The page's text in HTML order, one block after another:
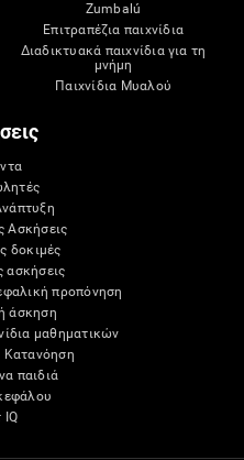
Zumbalú
Επιτραπέζια παιχνίδια
Διαδικτυακά παιχνίδια για τη
μνήμη
Παιχνίδια Μυαλού
Ασκήσεις
δοκιμές
ασκήσεις
προπόνηση
άσκηση
μαθηματικών
Κατανόηση
παιδιά
IQ